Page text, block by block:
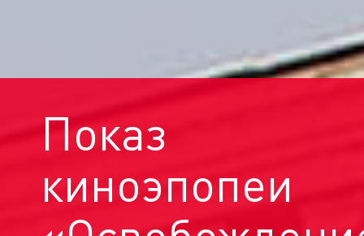
Показ
киноэпопеи